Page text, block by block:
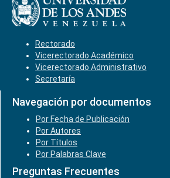
Rectorado
Vicerectorado Académico
Vicerectorado Administrativo
Secretaría
Navegación por documentos
Por Fecha de Publicación
Por Autores
Por Títulos
Por Palabras Clave
Preguntas Frecuentes